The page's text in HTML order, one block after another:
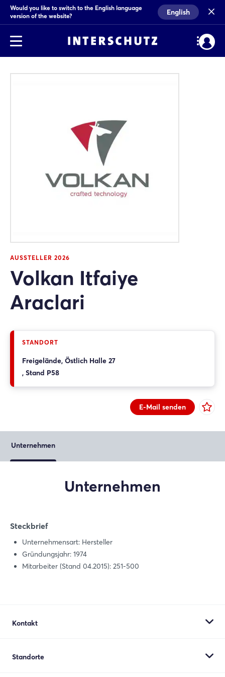
Would you like to switch to the English language
version of the website?
English
AUSSTELLER 2026
Volkan Itfaiye
Araclari
STANDORT
Freigelände, Östlich Halle 27
, Stand P58
E-Mail senden
Unternehmen
Unternehmen
Steckbrief
Unternehmensart: Hersteller
Gründungsjahr: 1974
Mitarbeiter (Stand 04.2015): 251-500
Kontakt
Standorte